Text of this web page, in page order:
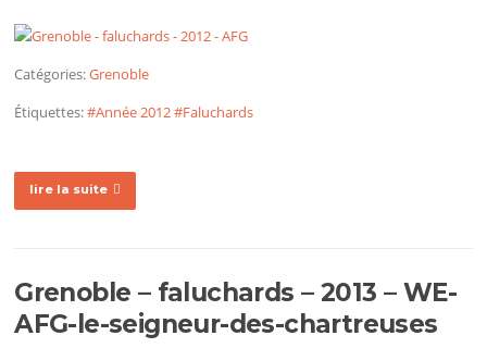
Catégories:Grenoble
Étiquettes:#Année 2012#Faluchards
lire la suite
Grenoble – faluchards – 2013 – WE-
AFG-le-seigneur-des-chartreuses